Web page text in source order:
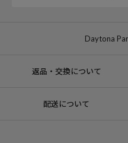
Daytona
返品・交換について
配送について